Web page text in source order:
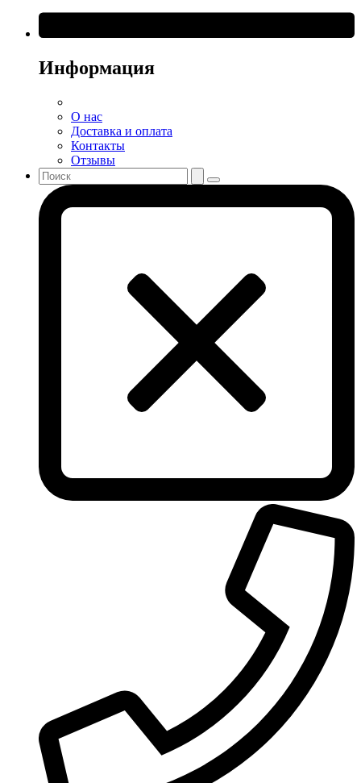
Информация
О нас
Доставка и оплата
Контакты
Отзывы